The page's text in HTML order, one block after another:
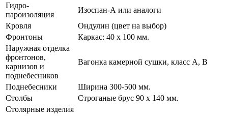
Гидро-
пароизоляция
Изоспан-А или аналоги
Кровля
Ондулин (цвет на выбор)
Фронтоны
Каркас: 40 х 100 мм.
Наружная отделка
фронтонов,
карнизов и
поднебесников
Вагонка камерной сушки, класс А, В
Поднебесники
Ширина 300-500 мм.
Столбы
Строганые брус 90 х 140 мм.
Столярные изделия